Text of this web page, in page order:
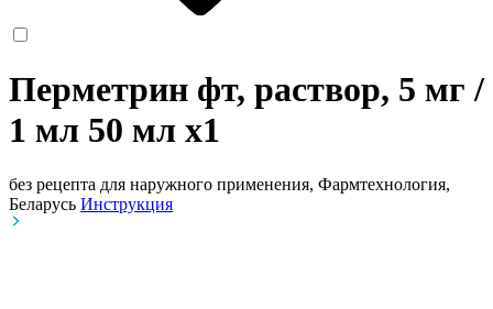
Перметрин фт, раствор, 5 мг /
1 мл 50 мл x1
без рецепта для наружного применения, Фармтехнология,
Беларусь Инструкция